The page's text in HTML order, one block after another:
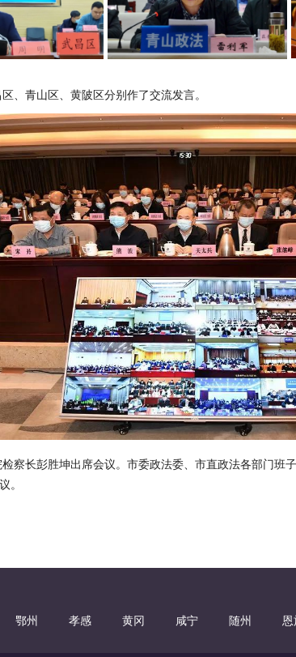
、青山区、黄陂区分别作了交流发言。
察长彭胜坤出席会议。市委政法委、市直政法各部门班
。
鄂州 孝感 黄冈 咸宁 随州 恩